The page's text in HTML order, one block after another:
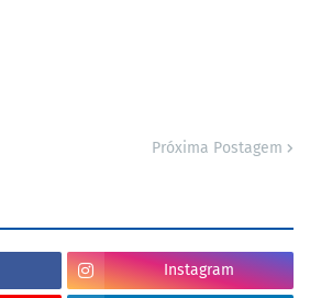
Próxima Postagem
Instagram